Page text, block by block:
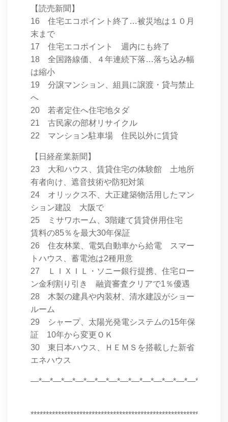
【読売新聞】
16 住宅エコポイント終了…被災地は１０月
末まで
17 住宅エコポイント 週内にも終了
18 全国路線価、４年連続下落…落ち込み幅
は縮小
19 分譲マンション、組員に譲渡・貸与禁止
へ
20 若者定住へ住宅地タダ
21 古民家の部材リサイクル
22 マンション駐車場 住民以外に賃貸
【日経産業新聞】
23 大和ハウス、賃貸住宅の体験館 土地所
有者向け、遮音技術や防犯対策
24 オリックス不、大正建築物活用したマン
ション建設 大阪で
25 ミサワホーム、3階建て賃貸併用住宅
賃料の85％を最大30年保証
26 住友林業、電気自動車から給電 スマー
トハウス、蓄電池は2種用意
27 ＬＩＸＩＬ・ソニー銀行提携、住宅ロー
ン金利割り引き 融資審査クリアで1％優遇
28 木製の建具や内装材、清水建設がショー
ルーム
29 シャープ、太陽光発電システムの15年保
証 10年から変更ＯＫ
30 東日本ハウス、ＨＥＭＳを搭載した新省
エネハウス